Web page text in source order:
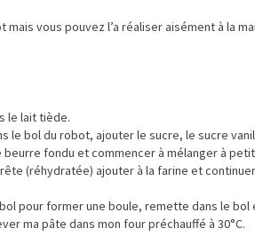
vous pouvez l’a réaliser aisément à la
le lait tiède.
le bol du robot, ajouter le sucre, le sucre
beurre fondu et commencer à mélanger à
(réhydratée) ajouter à la farine et
pour former une boule, remette dans le bol
ma pâte dans mon four préchauffé à 30°C.